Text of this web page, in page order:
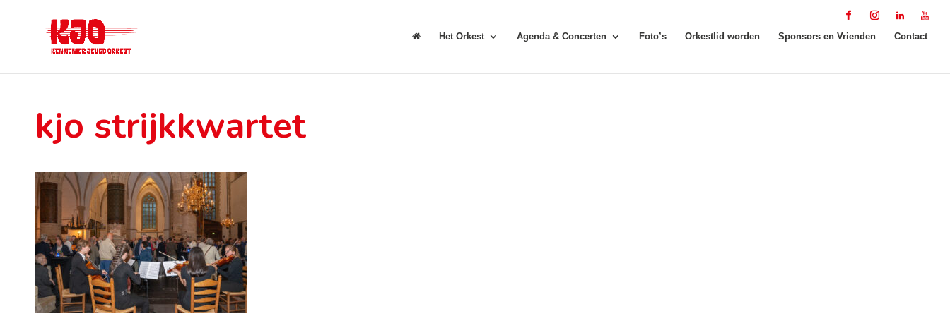
Het Orkest Agenda & Concerten Foto’s Orkestlid worden Sponsors en Vrienden Contact
kjo strijkkwartet